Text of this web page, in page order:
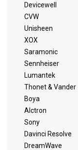
Devicewell
CVW
Unisheen
XOX
Saramonic
Sennheiser
Lumantek
Thonet & Vander
Boya
Alctron
Sony
Davinci Resolve
DreamWave